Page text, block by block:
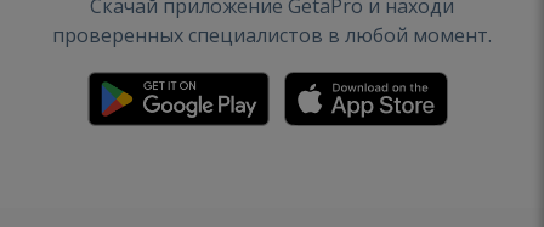
Скачай приложение GetaPro и находи
проверенных специалистов в любой момент.